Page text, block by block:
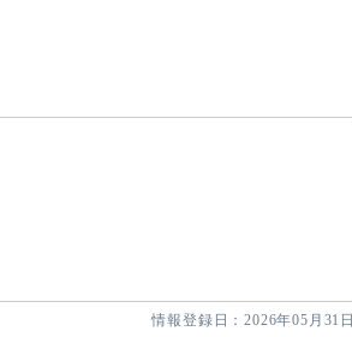
情報登録日：2026年05月31日